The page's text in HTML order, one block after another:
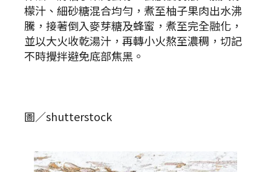
檬汁、細砂糖混合均勻，煮至柚子果肉出水沸
騰，接著倒入麥芽糖及蜂蜜，煮至完全融化，
並以大火收乾湯汁，再轉小火熬至濃稠，切記
不時攪拌避免底部焦黑。
圖／shutterstock